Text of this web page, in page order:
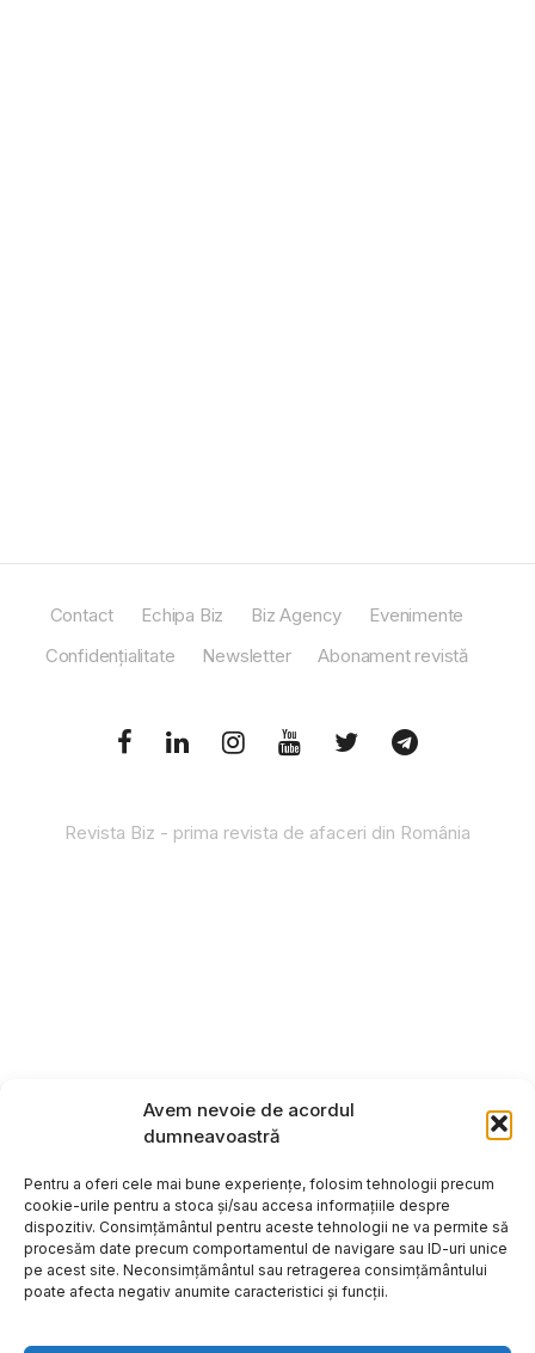
Avem nevoie de acordul
dumneavoastră
Pentru a oferi cele mai bune experiențe, folosim tehnologii precum
cookie-urile pentru a stoca și/sau accesa informațiile despre
dispozitiv. Consimțământul pentru aceste tehnologii ne va permite să
procesăm date precum comportamentul de navigare sau ID-uri unice
pe acest site. Neconsimțământul sau retragerea consimțământului
poate afecta negativ anumite caracteristici și funcții.
Contact Echipa Biz Biz Agency
Evenimente
Confidențialitate
Newsletter Abonament revistă
Revista Biz - prima revista de afaceri din România